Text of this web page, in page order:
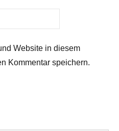
Website in diesem
Kommentar speichern.